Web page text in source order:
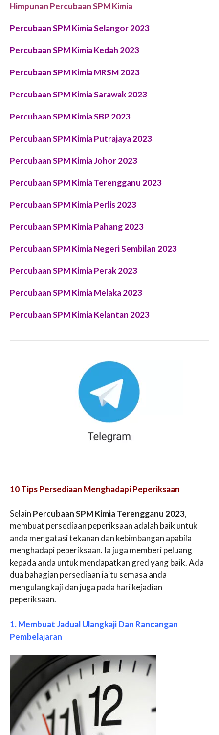
Himpunan Percubaan SPM Kimia
Percubaan SPM Kimia Selangor 2023
Percubaan SPM Kimia Kedah 2023
Percubaan SPM Kimia MRSM 2023
Percubaan SPM Kimia Sarawak 2023
Percubaan SPM Kimia SBP 2023
Percubaan SPM Kimia Putrajaya 2023
Percubaan SPM Kimia Johor 2023
Percubaan SPM Kimia Terengganu 2023
Percubaan SPM Kimia Perlis 2023
Percubaan SPM Kimia Pahang 2023
Percubaan SPM Kimia Negeri Sembilan 2023
Percubaan SPM Kimia Perak 2023
Percubaan SPM Kimia Melaka 2023
Percubaan SPM Kimia Kelantan 2023
10 Tips Persediaan Menghadapi Peperiksaan
Selain Percubaan SPM Kimia Terengganu 2023,
membuat persediaan peperiksaan adalah baik untuk
anda mengatasi tekanan dan kebimbangan apabila
menghadapi peperiksaan. Ia juga memberi peluang
kepada anda untuk mendapatkan gred yang baik. Ada
dua bahagian persediaan iaitu semasa anda
mengulangkaji dan juga pada hari kejadian
peperiksaan.
1. Membuat Jadual Ulangkaji Dan Rancangan
Pembelajaran